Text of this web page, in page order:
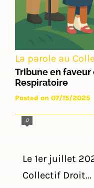
La parole au
Tribune en faveur
Respiratoire
Posted on 07/15/2025
0
Le 1er juillet
Collectif Droit...